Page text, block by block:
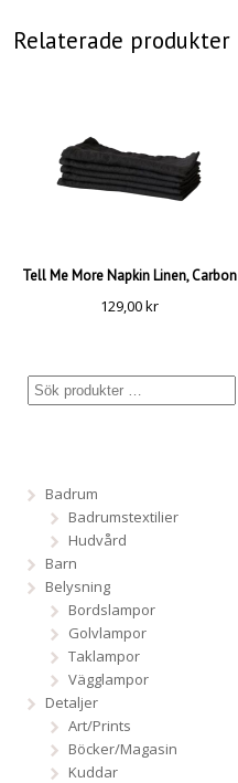
Relaterade produkter
Tell Me More Napkin Linen, Carbon
129,00kr
Badrum
Badrumstextilier
Hudvård
Barn
Belysning
Bordslampor
Golvlampor
Taklampor
Vägglampor
Detaljer
Art/Prints
Böcker/Magasin
Kuddar